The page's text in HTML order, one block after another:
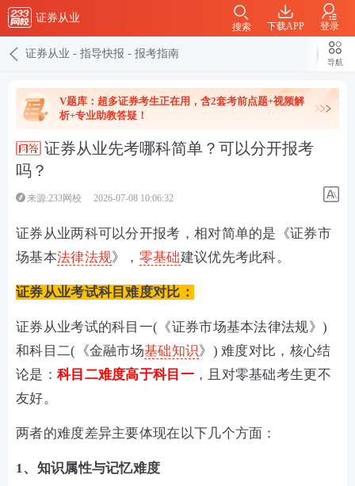
证券从业
下载APP 登录
搜索
证券从业 - 指导快报 - 报考指南
导航
V题库：超多证券考生正在用，含2套考前点题+视频解
析+专业助教答疑！
证券从业先考哪科简单？可以分开报考
吗？
来源:233网校 2026-07-08 10:06:32
证券从业两科‌可以分开报考‌，相对简单的是《‌证券市
场基本法律法规‌》， 零基础建议优先考此科。
证券从业考试科目难度对比：
证券从业考试的科目一(《证券市场基本法律法规》)
和科目二(《金融市场基础知识》) 难度对比，核心结
论是： 科目二难度高于科目一，且对零基础考生更不
友好。
两者的难度差异主要体现在以下几个方面：
1、知识属性与记忆难度